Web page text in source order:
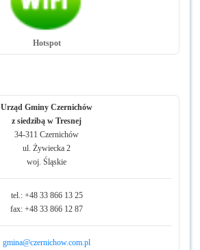
Hotspot
Urząd Gminy Czernichów
z siedzibą w Tresnej
34-311 Czernichów
ul. Żywiecka 2
woj. Śląskie
tel.: +48 33 866 13 25
fax: +48 33 866 12 87
gmina@czernichow.com.pl